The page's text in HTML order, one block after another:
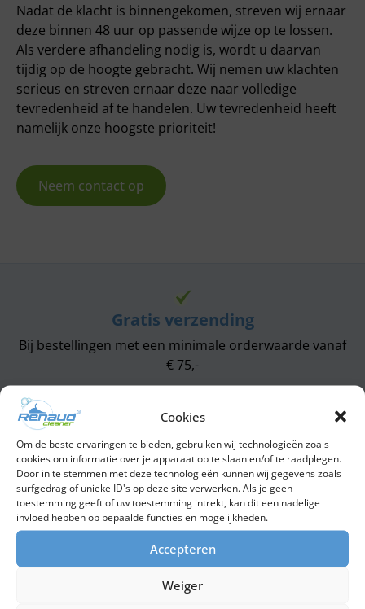
Cookies
Om de beste ervaringen te bieden, gebruiken wij technologieën zoals
cookies om informatie over je apparaat op te slaan en/of te raadplegen.
Door in te stemmen met deze technologieën kunnen wij gegevens zoals
surfgedrag of unieke ID's op deze site verwerken. Als je geen
toestemming geeft of uw toestemming intrekt, kan dit een nadelige
invloed hebben op bepaalde functies en mogelijkheden.
Accepteren
Weiger
Nadat de klacht is binnengekomen, streven wij ernaar
deze binnen 48 uur op passende wijze op te lossen.
Als verdere afhandeling nodig is, wordt u daarvan
tijdig op de hoogte gebracht. Wij nemen uw klachten
serieus en streven ernaar deze naar volledige
tevredenheid af te handelen. Uw tevredenheid heeft
namelijk onze hoogste prioriteit!
Neem contact op
Gratis verzending
Bij bestellingen met een minimale orderwaarde vanaf
€ 75,-
Uit voorraad leverbaar
Indien besteld op werkdagen voor 17:00 uur, wordt
uw bestelling direct verzonden
14 dagen retourrecht
Bent u niet tevreden? Dan kunt u uw bestelling binnen
14 dagen retourneren